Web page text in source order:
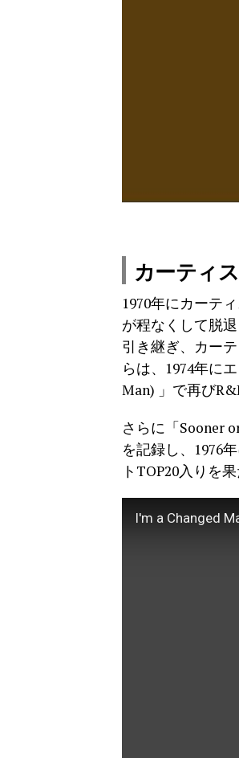
カーティ
1970年にカーテ
が程なくして脱
引き継ぎ、カー
らは、1974年に
Man) 」で再び
さらに「Sooner
を記録し、1976
トTOP20入りを
I'm a Changed